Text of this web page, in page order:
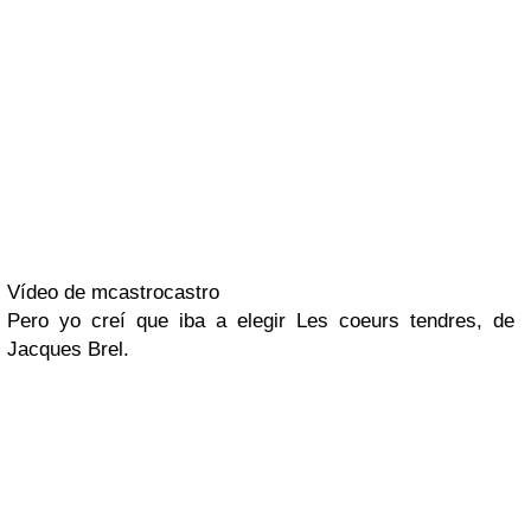
Vídeo de mcastrocastro
Pero yo creí que iba a elegir Les coeurs tendres, de
Jacques Brel.